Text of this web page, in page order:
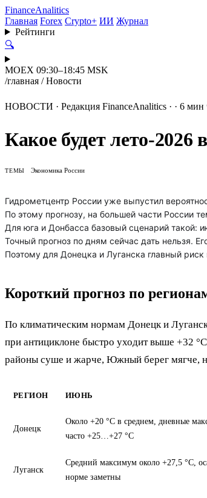
FinanceAnalitics
Главная Forex Crypto+ ИИ Журнал
Рейтинги
🔍
MOEX 09:30–18:45 MSK
/главная / Новости
НОВОСТИ · Редакция FinanceAnalitics · · 6 мин
Какое будет лето-2026
ТЕМЫ Экономика России
Гидрометцентр России уже выпустил
По этому прогнозу, на большей части России
Для юга и Донбасса базовый сценарий такой:
Точный прогноз по дням сейчас дать нельзя.
Поэтому для Донецка и Луганска главный
Короткий прогноз по
По климатическим нормам Донецк и
при антициклоне быстро уходит выше +32
районы суше и жарче, Южный берег мягче,
РЕГИОН ИЮНЬ
Донецк
Около +20 °C в среднем, дневные
часто +25…+27 °C
Луганск
Средний максимум около +27,5 °C,
норме заметны